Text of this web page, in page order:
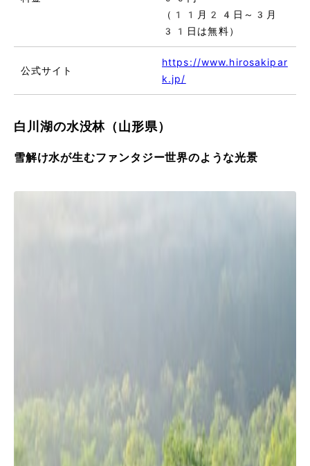
（11月24日～3月
31日は無料）
公式サイト
https://www.hirosakipar
k.jp/
白川湖の水没林（山形県）
雪解け水が生むファンタジー世界のような光景